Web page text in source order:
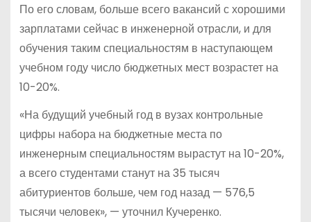
По его словам, больше всего вакансий с хорошими
зарплатами сейчас в инженерной отрасли, и для
обучения таким специальностям в наступающем
учебном году число бюджетных мест возрастет на
10-20%.
«На будущий учебный год в вузах контрольные
цифры набора на бюджетные места по
инженерным специальностям вырастут на 10-20%,
а всего студентами станут на 35 тысяч
абитуриентов больше, чем год назад — 576,5
тысячи человек», — уточнил Кучеренко.